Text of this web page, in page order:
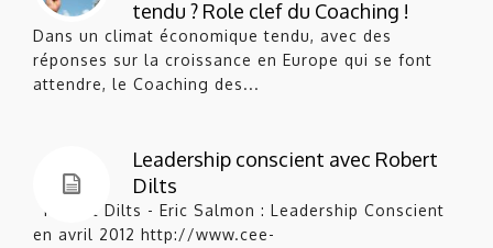
tendu ? Role clef du Coaching !
Dans un climat économique tendu, avec des
réponses sur la croissance en Europe qui se font
attendre, le Coaching des...
Leadership conscient avec Robert
Dilts
Robert Dilts - Eric Salmon : Leadership Conscient
en avril 2012 http://www.cee-